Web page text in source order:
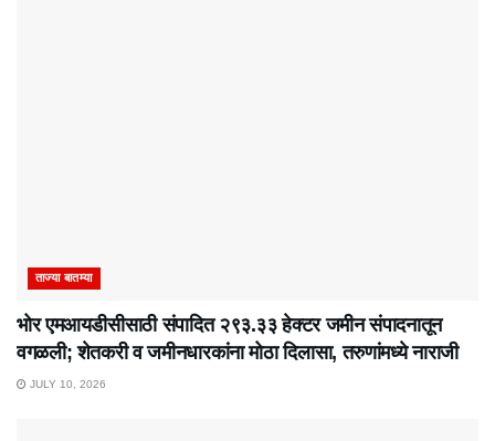
ताज्या बातम्या
भोर एमआयडीसीसाठी संपादित २९३.३३ हेक्टर जमीन संपादनातून
वगळली; शेतकरी व जमीनधारकांना मोठा दिलासा, तरुणांमध्ये नाराजी
JULY 10, 2026